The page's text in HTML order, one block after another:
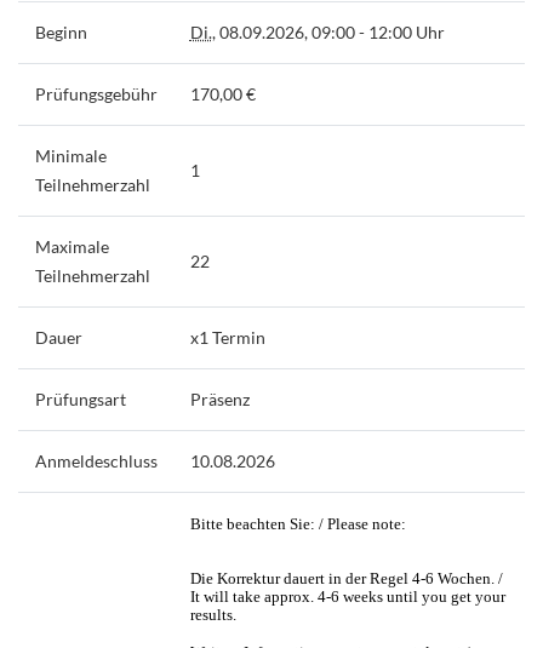
Beginn Di., 08.09.2026, 09:00 - 12:00 Uhr
Prüfungsgebühr 170,00 €
Minimale
Teilnehmerzahl
1
Maximale
Teilnehmerzahl
22
Dauer x1 Termin
Prüfungsart Präsenz
Anmeldeschluss 10.08.2026
Bitte beachten Sie: / Please note:
Die Korrektur dauert in der Regel 4-6 Wochen. /
It will take approx. 4-6 weeks until you get your
results.